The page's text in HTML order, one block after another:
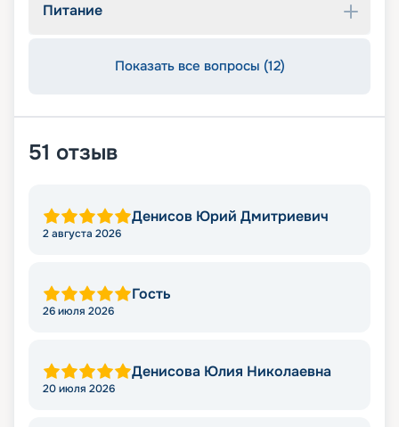
Питание
Показать все вопросы (12)
51 отзыв
Денисов Юрий Дмитриевич
2 августа 2026
Гость
26 июля 2026
Денисова Юлия Николаевна
20 июля 2026